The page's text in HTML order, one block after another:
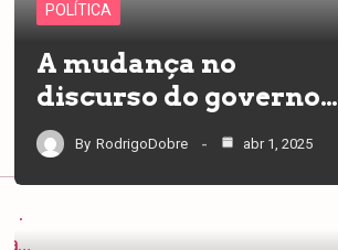
POLÍTICA
A mudança no
discurso do governo…
By RodrigoDobre abr 1, 2025